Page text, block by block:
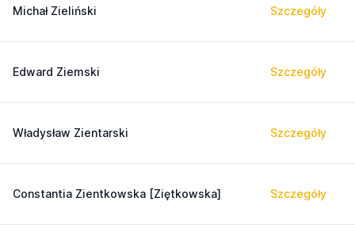
Michał Zieliński Szczegóły
Edward Ziemski Szczegóły
Władysław Zientarski Szczegóły
Constantia Zientkowska [Ziętkowska] Szczegóły